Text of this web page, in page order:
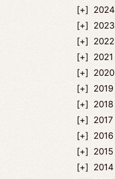
2024
2023
2022
2021
2020
2019
2018
2017
2016
2015
2014